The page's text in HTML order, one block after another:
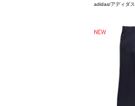
adidas/アディダス